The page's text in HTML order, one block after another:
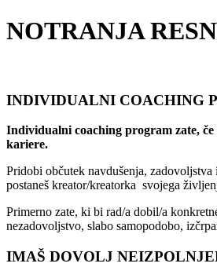
NOTRANJA
INDIVIDUALNI COACHING
Individualni coaching program zate,
kariere.
Pridobi občutek navdušenja,
postaneš kreator/kreatorka svojega
Primerno zate, ki bi rad/a dobil/a
nezadovoljstvo, slabo samopodobo,
IMAŠ DOVOLJ